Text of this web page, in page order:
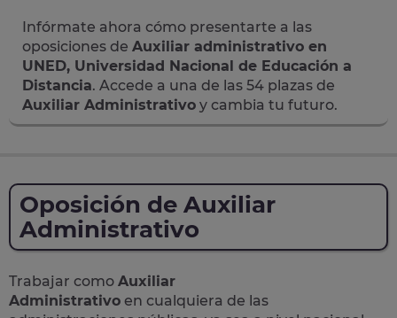
Infórmate ahora cómo presentarte a las
oposiciones de Auxiliar administrativo en
UNED, Universidad Nacional de Educación a
Distancia. Accede a una de las 54 plazas de
Auxiliar Administrativo y cambia tu futuro.
Oposición de Auxiliar
Administrativo
Trabajar como Auxiliar
Administrativo en cualquiera de las